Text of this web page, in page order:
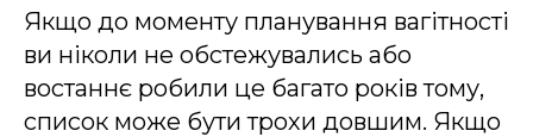
Якщо до моменту планування вагітності
ви ніколи не обстежувались або
востаннє робили це багато років тому,
список може бути трохи довшим. Якщо